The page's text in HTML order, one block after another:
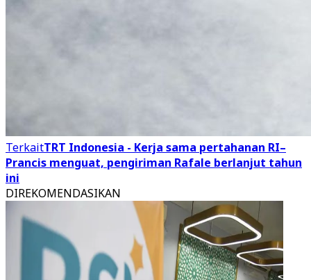
TerkaitTRT Indonesia - Kerja sama pertahanan RI–
Prancis menguat, pengiriman Rafale berlanjut tahun
ini
DIREKOMENDASIKAN